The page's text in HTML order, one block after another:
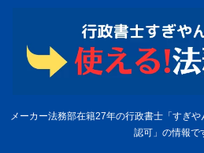
メーカー法務部在籍27年の行政書士「すぎ
認可」の情報で